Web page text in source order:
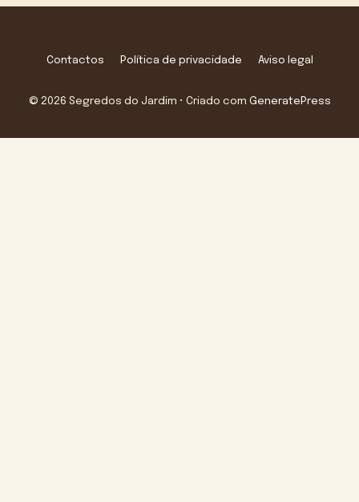
Contactos Política de privacidade Aviso legal
© 2026 Segredos do Jardim • Criado com GeneratePress